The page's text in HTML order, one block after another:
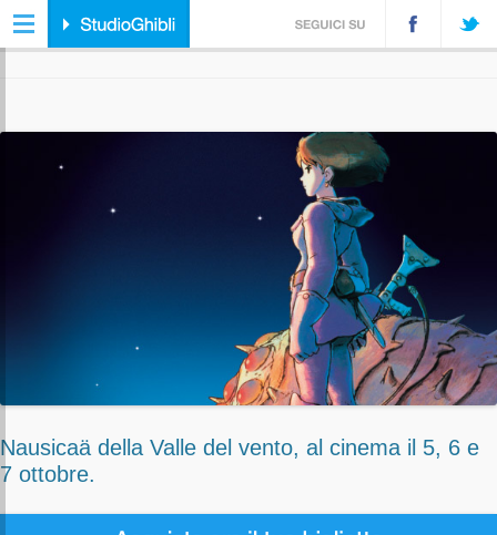
Nausicaä della Valle del vento, al cinema il 5, 6 e
7 ottobre.